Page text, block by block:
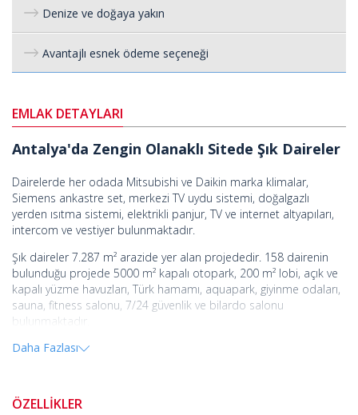
Denize ve doğaya yakın
Avantajlı esnek ödeme seçeneği
EMLAK DETAYLARI
Antalya'da Zengin Olanaklı Sitede Şık Daireler
Dairelerde her odada Mitsubishi ve Daikin marka klimalar,
Siemens ankastre set, merkezi TV uydu sistemi, doğalgazlı
yerden ısıtma sistemi, elektrikli panjur, TV ve internet altyapıları,
intercom ve vestiyer bulunmaktadır.
Şık daireler 7.287 m² arazide yer alan projededir. 158 dairenin
bulunduğu projede 5000 m² kapalı otopark, 200 m² lobi, açık ve
kapalı yüzme havuzları, Türk hamamı, aquapark, giyinme odaları,
sauna, fitness salonu, 7/24 güvenlik ve bilardo salonu
bulunmaktadır.
Daireler Antalya, Konyaaltı'nın Hurma semtinde yer almaktadır.
ideal bir lokasyondur.
Daha Fazlası
ÖZELLİKLER